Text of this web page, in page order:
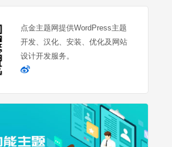
点金主题网提供WordPress主题
开发、汉化、安装、优化及网站
设计开发服务。